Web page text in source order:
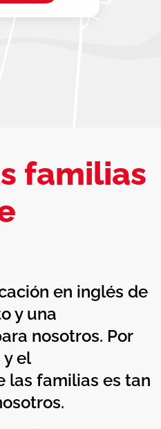
familias
en inglés de
y una
nosotros. Por
el
las familias es tan